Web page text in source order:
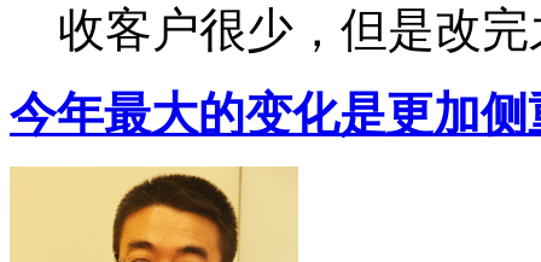
收客户很少，但是改
今年最大的变化是更加